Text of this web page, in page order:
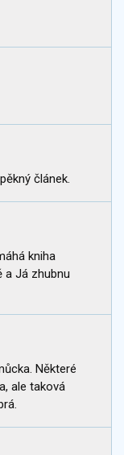
článek.
kniha
a Já zhubnu
Některé
ale taková